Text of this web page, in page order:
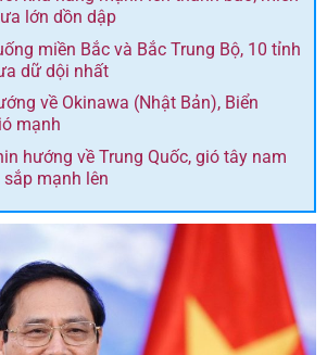
lớn dồn dập
miền Bắc và Bắc Trung Bộ, 10 tỉnh
dữ dội nhất
về Okinawa (Nhật Bản), Biển
mạnh
hướng về Trung Quốc, gió tây nam
mạnh lên